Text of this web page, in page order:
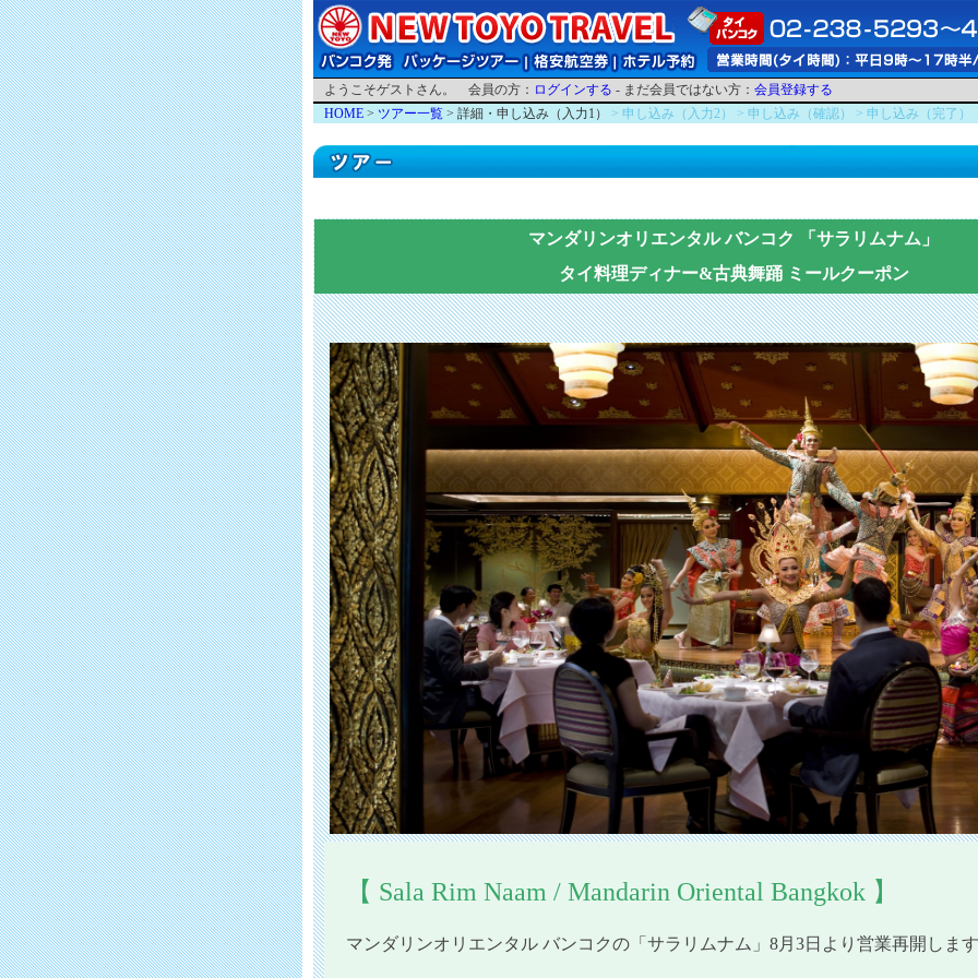
ようこそゲストさん。 会員の方： ログインする - まだ会員ではない方： 会員登録する
HOME > ツアー一覧 > 詳細・申し込み（入力1） > 申し込み（入力2） > 申し込み（確認） > 申し込み（完了）
マンダリンオリエンタル バンコク 「サラリムナム」
タイ料理ディナー&古典舞踊 ミールクーポン
【 Sala Rim Naam / Mandarin Oriental Bangkok 】
マンダリンオリエンタル バンコクの「サラリムナム」8月3日より営業再開しま